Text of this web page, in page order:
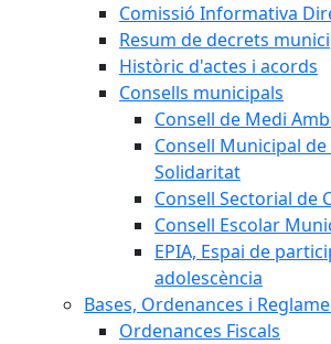
Comissió Informativa
Resum de decrets
Històric d'actes i acords
Consells municipals
Consell de Medi
Consell Municipal
Solidaritat
Consell Sectorial de
Consell Escolar
EPIA, Espai de
adolescència
Bases, Ordenances i
Ordenances Fiscals